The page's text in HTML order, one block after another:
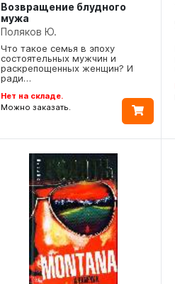
Возвращение блудного
мужа
Поляков Ю.
Что такое семья в эпоху
состоятельных мужчин и
раскрепощенных женщин? И
ради…
Нет на складе.
Можно заказать.